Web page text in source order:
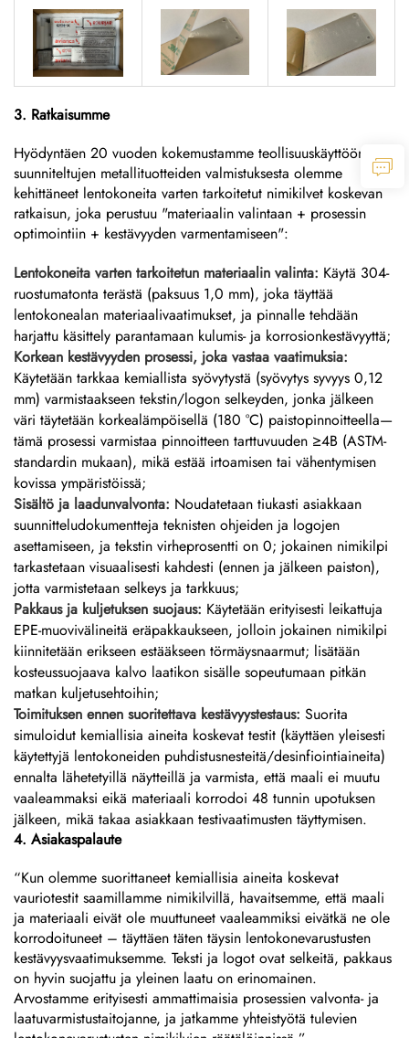
3. Ratkaisumme
Hyödyntäen 20 vuoden kokemustamme teollisuuskäyttöön
suunniteltujen metallituotteiden valmistuksesta olemme
kehittäneet lentokoneita varten tarkoitetut nimikilvet koskevan
ratkaisun, joka perustuu "materiaalin valintaan + prosessin
optimointiin + kestävyyden varmentamiseen":
Lentokoneita varten tarkoitetun materiaalin valinta: Käytä 304-
ruostumatonta terästä (paksuus 1,0 mm), joka täyttää
lentokonealan materiaalivaatimukset, ja pinnalle tehdään
harjattu käsittely parantamaan kulumis- ja korrosionkestävyyttä;
Korkean kestävyyden prosessi, joka vastaa vaatimuksia:
Käytetään tarkkaa kemiallista syövytystä (syövytys syvyys 0,12
mm) varmistaakseen tekstin/logon selkeyden, jonka jälkeen
väri täytetään korkealämpöisellä (180 °C) paistopinnoitteella—
tämä prosessi varmistaa pinnoitteen tarttuvuuden ≥4B (ASTM-
standardin mukaan), mikä estää irtoamisen tai vähentymisen
kovissa ympäristöissä;
Sisältö ja laadunvalvonta: Noudatetaan tiukasti asiakkaan
suunnitteludokumentteja teknisten ohjeiden ja logojen
asettamiseen, ja tekstin virheprosentti on 0; jokainen nimikilpi
tarkastetaan visuaalisesti kahdesti (ennen ja jälkeen paiston),
jotta varmistetaan selkeys ja tarkkuus;
Pakkaus ja kuljetuksen suojaus: Käytetään erityisesti leikattuja
EPE-muovivälineitä eräpakkaukseen, jolloin jokainen nimikilpi
kiinnitetään erikseen estääkseen törmäysnaarmut; lisätään
kosteussuojaava kalvo laatikon sisälle sopeutumaan pitkän
matkan kuljetusehtoihin;
Toimituksen ennen suoritettava kestävyystestaus: Suorita
simuloidut kemiallisia aineita koskevat testit (käyttäen yleisesti
käytettyjä lentokoneiden puhdistusnesteitä/desinfiointiaineita)
ennalta lähetetyillä näytteillä ja varmista, että maali ei muutu
vaaleammaksi eikä materiaali korrodoi 48 tunnin upotuksen
jälkeen, mikä takaa asiakkaan testivaatimusten täyttymisen.
4. Asiakaspalaute
“Kun olemme suorittaneet kemiallisia aineita koskevat
vauriotestit saamillamme nimikilvillä, havaitsemme, että maali
ja materiaali eivät ole muuttuneet vaaleammiksi eivätkä ne ole
korrodoituneet – täyttäen täten täysin lentokonevarustusten
kestävyysvaatimuksemme. Teksti ja logot ovat selkeitä, pakkaus
on hyvin suojattu ja yleinen laatu on erinomainen.
Arvostamme erityisesti ammattimaisia prosessien valvonta- ja
laatuvarmistustaitojanne, ja jatkamme yhteistyötä tulevien